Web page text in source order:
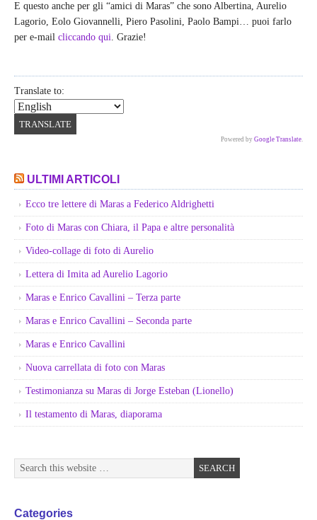
E questo anche per gli “amici di Maras” che sono Albertina, Aurelio
Lagorio, Eolo Giovannelli, Piero Pasolini, Paolo Bampi… puoi farlo
per e-mail cliccando qui. Grazie!
Translate to:
Powered by Google Translate.
ULTIMI ARTICOLI
Ecco tre lettere di Maras a Federico Aldrighetti
Foto di Maras con Chiara, il Papa e altre personalità
Video-collage di foto di Aurelio
Lettera di Imita ad Aurelio Lagorio
Maras e Enrico Cavallini – Terza parte
Maras e Enrico Cavallini – Seconda parte
Maras e Enrico Cavallini
Nuova carrellata di foto con Maras
Testimonianza su Maras di Jorge Esteban (Lionello)
Il testamento di Maras, diaporama
Categories